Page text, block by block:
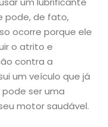
pode, de fato,
ocorre porque ele
o atrito e
contra a
um veículo que já
ser uma
motor saudável.